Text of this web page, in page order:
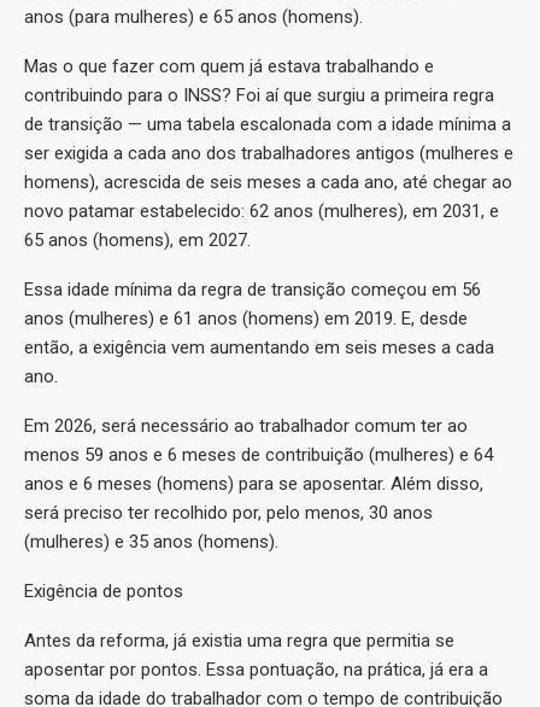
anos (para mulheres) e 65 anos (homens).
Mas o que fazer com quem já estava trabalhando e
contribuindo para o INSS? Foi aí que surgiu a primeira regra
de transição — uma tabela escalonada com a idade mínima a
ser exigida a cada ano dos trabalhadores antigos (mulheres e
homens), acrescida de seis meses a cada ano, até chegar ao
novo patamar estabelecido: 62 anos (mulheres), em 2031, e
65 anos (homens), em 2027.
Essa idade mínima da regra de transição começou em 56
anos (mulheres) e 61 anos (homens) em 2019. E, desde
então, a exigência vem aumentando em seis meses a cada
ano.
Em 2026, será necessário ao trabalhador comum ter ao
menos 59 anos e 6 meses de contribuição (mulheres) e 64
anos e 6 meses (homens) para se aposentar. Além disso,
será preciso ter recolhido por, pelo menos, 30 anos
(mulheres) e 35 anos (homens).
Exigência de pontos
Antes da reforma, já existia uma regra que permitia se
aposentar por pontos. Essa pontuação, na prática, já era a
soma da idade do trabalhador com o tempo de contribuição